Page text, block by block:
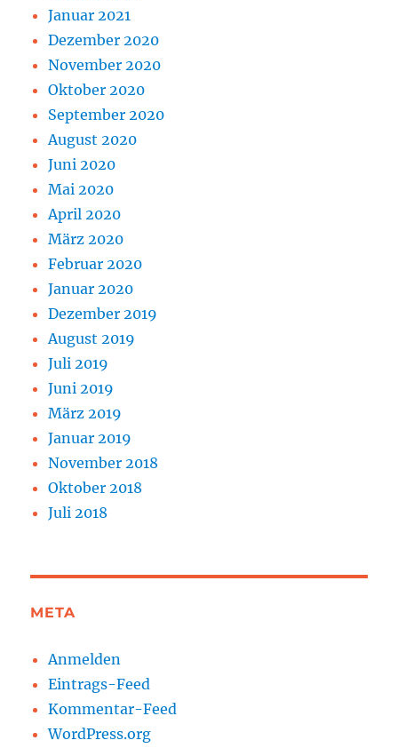
Januar 2021
Dezember 2020
November 2020
Oktober 2020
September 2020
August 2020
Juni 2020
Mai 2020
April 2020
März 2020
Februar 2020
Januar 2020
Dezember 2019
August 2019
Juli 2019
Juni 2019
März 2019
Januar 2019
November 2018
Oktober 2018
Juli 2018
META
Anmelden
Eintrags-Feed
Kommentar-Feed
WordPress.org